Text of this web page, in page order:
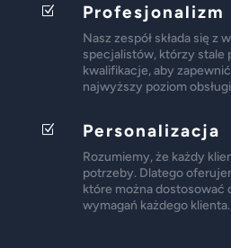
Z Profesjonalizm
Nasz zespół składa się z
specjalistów, którzy stale
kwalifikacje, aby
najwyższy poziom
Z Personalizacja
Rozumiemy, że każdy
potrzeby. Dlatego
które można dostosować
wymagań każdego klienta.